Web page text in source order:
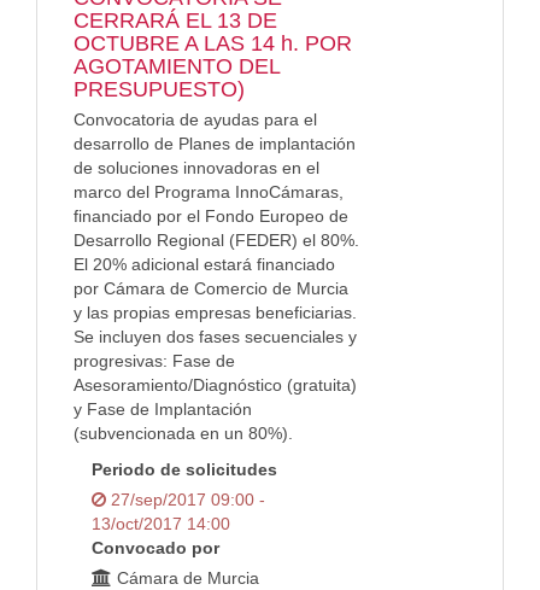
CERRARÁ EL 13 DE
OCTUBRE A LAS 14 h. POR
AGOTAMIENTO DEL
PRESUPUESTO)
Convocatoria de ayudas para el
desarrollo de Planes de implantación
de soluciones innovadoras en el
marco del Programa InnoCámaras,
financiado por el Fondo Europeo de
Desarrollo Regional (FEDER) el 80%.
El 20% adicional estará financiado
por Cámara de Comercio de Murcia
y las propias empresas beneficiarias.
Se incluyen dos fases secuenciales y
progresivas: Fase de
Asesoramiento/Diagnóstico (gratuita)
y Fase de Implantación
(subvencionada en un 80%).
Periodo de solicitudes
27/sep/2017 09:00 -
13/oct/2017 14:00
Convocado por
Cámara de Murcia